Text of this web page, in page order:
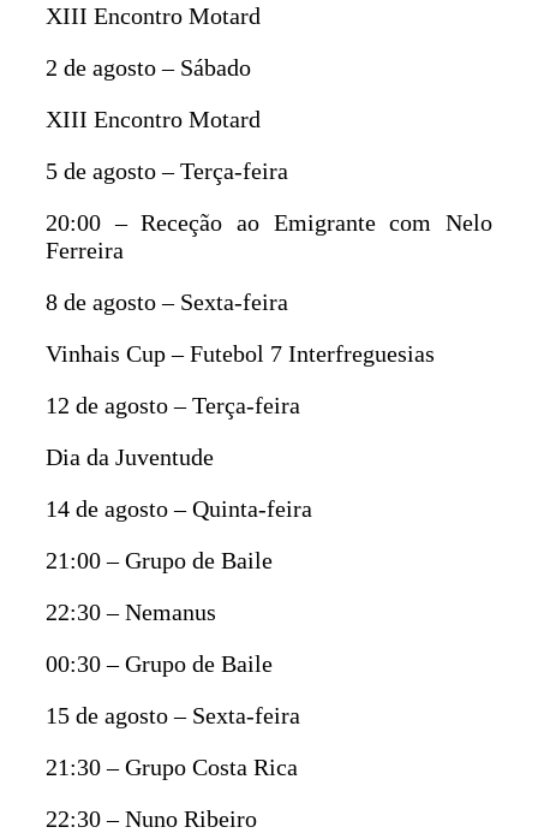
XIII Encontro Motard
2 de agosto – Sábado
XIII Encontro Motard
5 de agosto – Terça-feira
20:00 – Receção ao Emigrante com Nelo
Ferreira
8 de agosto – Sexta-feira
Vinhais Cup – Futebol 7 Interfreguesias
12 de agosto – Terça-feira
Dia da Juventude
14 de agosto – Quinta-feira
21:00 – Grupo de Baile
22:30 – Nemanus
00:30 – Grupo de Baile
15 de agosto – Sexta-feira
21:30 – Grupo Costa Rica
22:30 – Nuno Ribeiro